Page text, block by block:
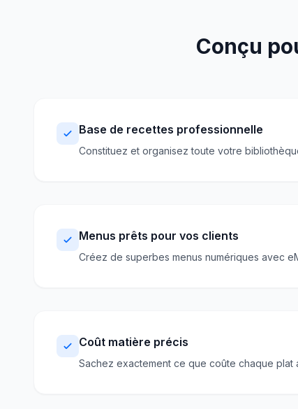
Conçu
Base de recettes professionnelle
Constituez et organisez toute votre
Menus prêts pour vos clients
Créez de superbes menus numériques avec
Coût matière précis
Sachez exactement ce que coûte chaque